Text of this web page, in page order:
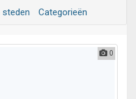
steden Categorieën
0